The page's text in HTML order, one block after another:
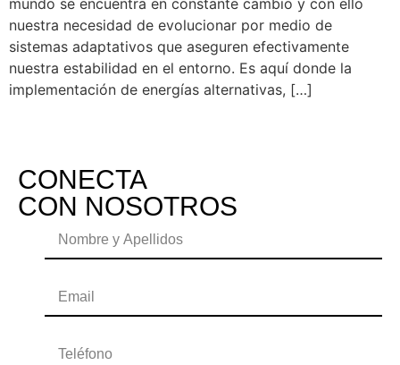
mundo se encuentra en constante cambio y con ello
nuestra necesidad de evolucionar por medio de
sistemas adaptativos que aseguren efectivamente
nuestra estabilidad en el entorno. Es aquí donde la
implementación de energías alternativas, […]
CONECTA
CON NOSOTROS